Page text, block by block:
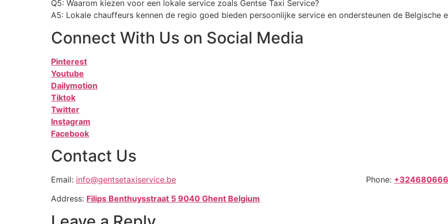
Q5: Waarom kiezen voor een lokale service zoals Gentse Taxi Service?
A5: Lokale chauffeurs kennen de regio goed bieden persoonlijke service en ondersteunen de Belgische
Connect With Us on Social Media
Pinterest
Youtube
Dailymotion
Tiktok
Twitter
Instagram
Facebook
Contact Us
Email: info@gentsetaxiservice.be Phone:
Address: Filips Benthuysstraat 5 9040 Ghent Belgium